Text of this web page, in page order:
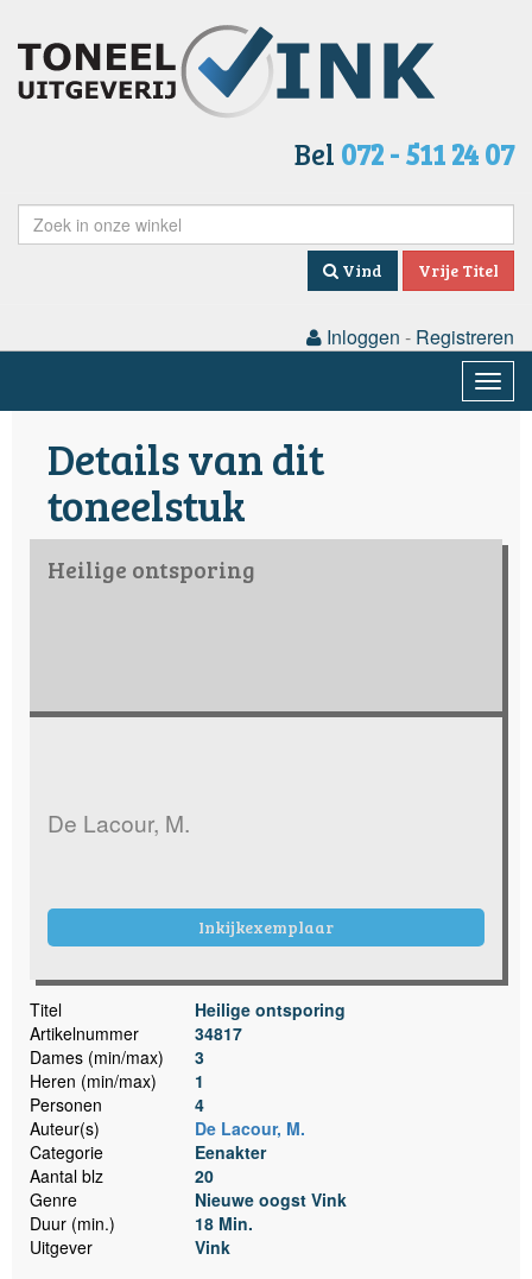
Bel 072 - 511 24 07
Vind Vrije Titel
Inloggen - Registreren
Details van dit
toneelstuk
Heilige ontsporing
De Lacour, M.
Inkijkexemplaar
Titel
Heilige ontsporing
Artikelnummer
34817
Dames (min/max)
3
Heren (min/max)
1
Personen
4
Auteur(s)
De Lacour, M.
Categorie
Eenakter
Aantal blz
20
Genre
Nieuwe oogst Vink
Duur (min.)
18 Min.
Uitgever
Vink